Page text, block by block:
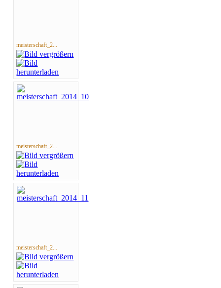
meisterschaft_2...
meisterschaft_2...
meisterschaft_2...